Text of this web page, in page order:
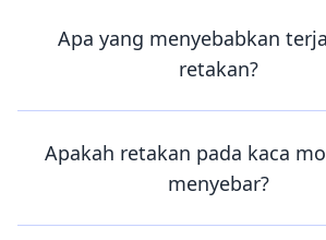
Apa yang menyebabkan
retakan?
Apakah retakan pada kaca
menyebar?